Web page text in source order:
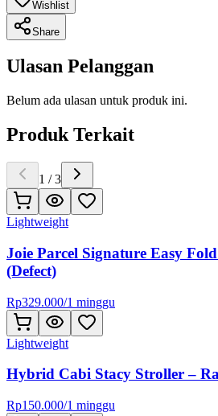
Wishlist
Share
Ulasan Pelanggan
Belum ada ulasan untuk produk ini.
Produk Terkait
1 /3
Lightweight
Joie Parcel Signature Easy
(Defect)
Rp329.000/1 minggu
Lightweight
Hybrid Cabi Stacy Stroller –
Rp150.000/1 minggu